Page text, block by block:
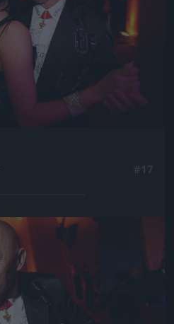
még kép!